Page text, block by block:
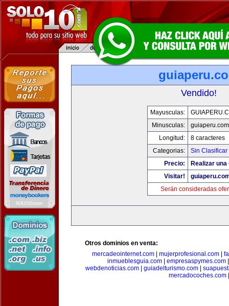
Vendido!
Mayusculas:
Minusculas:
guiaperu.com
Longitud:
8 caracteres
Categorias:
Sin Clasificar
Precio:
Realizar
Visitar!
Serán consideradas
Otros dominios en venta:
mercadeointernet.com
mujerprofesional.com
inmueblesguia.com| empresaspymes.com
webdenoticias.com
guiadelturismo.com
mercadocoches.com|